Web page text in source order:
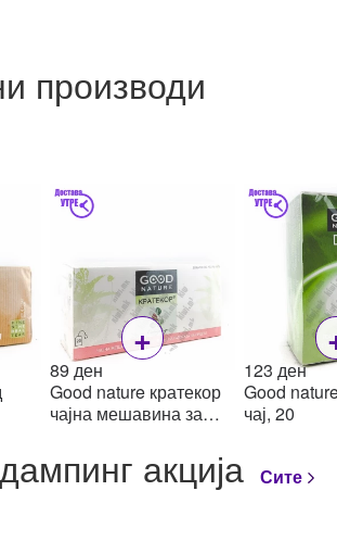
производи
+
89ден
Good nature кратекор
чајна мешавина за
работата на срцето, 20
123 ден
Good
чај, 20
акција Сите